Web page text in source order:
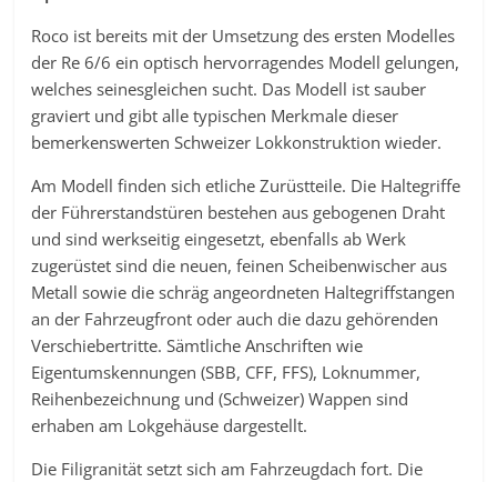
Roco ist bereits mit der Umsetzung des ersten Modelles
der Re 6/6 ein optisch hervorragendes Modell gelungen,
welches seinesgleichen sucht. Das Modell ist sauber
graviert und gibt alle typischen Merkmale dieser
bemerkenswerten Schweizer Lokkonstruktion wieder.
Am Modell finden sich etliche Zurüstteile. Die Haltegriffe
der Führerstandstüren bestehen aus gebogenen Draht
und sind werkseitig eingesetzt, ebenfalls ab Werk
zugerüstet sind die neuen, feinen Scheibenwischer aus
Metall sowie die schräg angeordneten Haltegriffstangen
an der Fahrzeugfront oder auch die dazu gehörenden
Verschiebertritte. Sämtliche Anschriften wie
Eigentumskennungen (SBB, CFF, FFS), Loknummer,
Reihenbezeichnung und (Schweizer) Wappen sind
erhaben am Lokgehäuse dargestellt.
Die Filigranität setzt sich am Fahrzeugdach fort. Die